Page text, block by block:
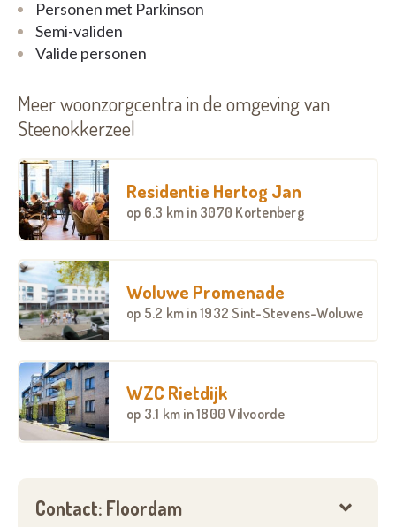
Personen met Parkinson
Semi-validen
Valide personen
Meer woonzorgcentra in de omgeving van
Steenokkerzeel
Residentie Hertog Jan
op 6.3 km in 3070 Kortenberg
Woluwe Promenade
op 5.2 km in 1932 Sint-Stevens-Woluwe
WZC Rietdijk
op 3.1 km in 1800 Vilvoorde
Contact: Floordam